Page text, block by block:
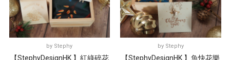
by Stephy
【StephyDesignHK 】紅綠碎花
by Stephy
【StephyDesignHK 】魚快花樂